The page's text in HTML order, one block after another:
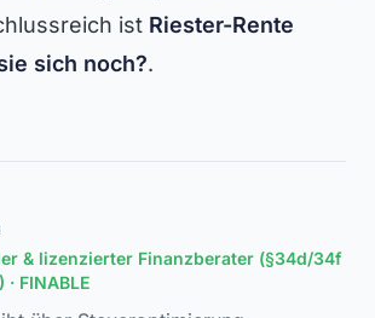
ist Riester-Rente
sich noch?.
& lizenzierter Finanzberater (§34d/34f
· FINABLE